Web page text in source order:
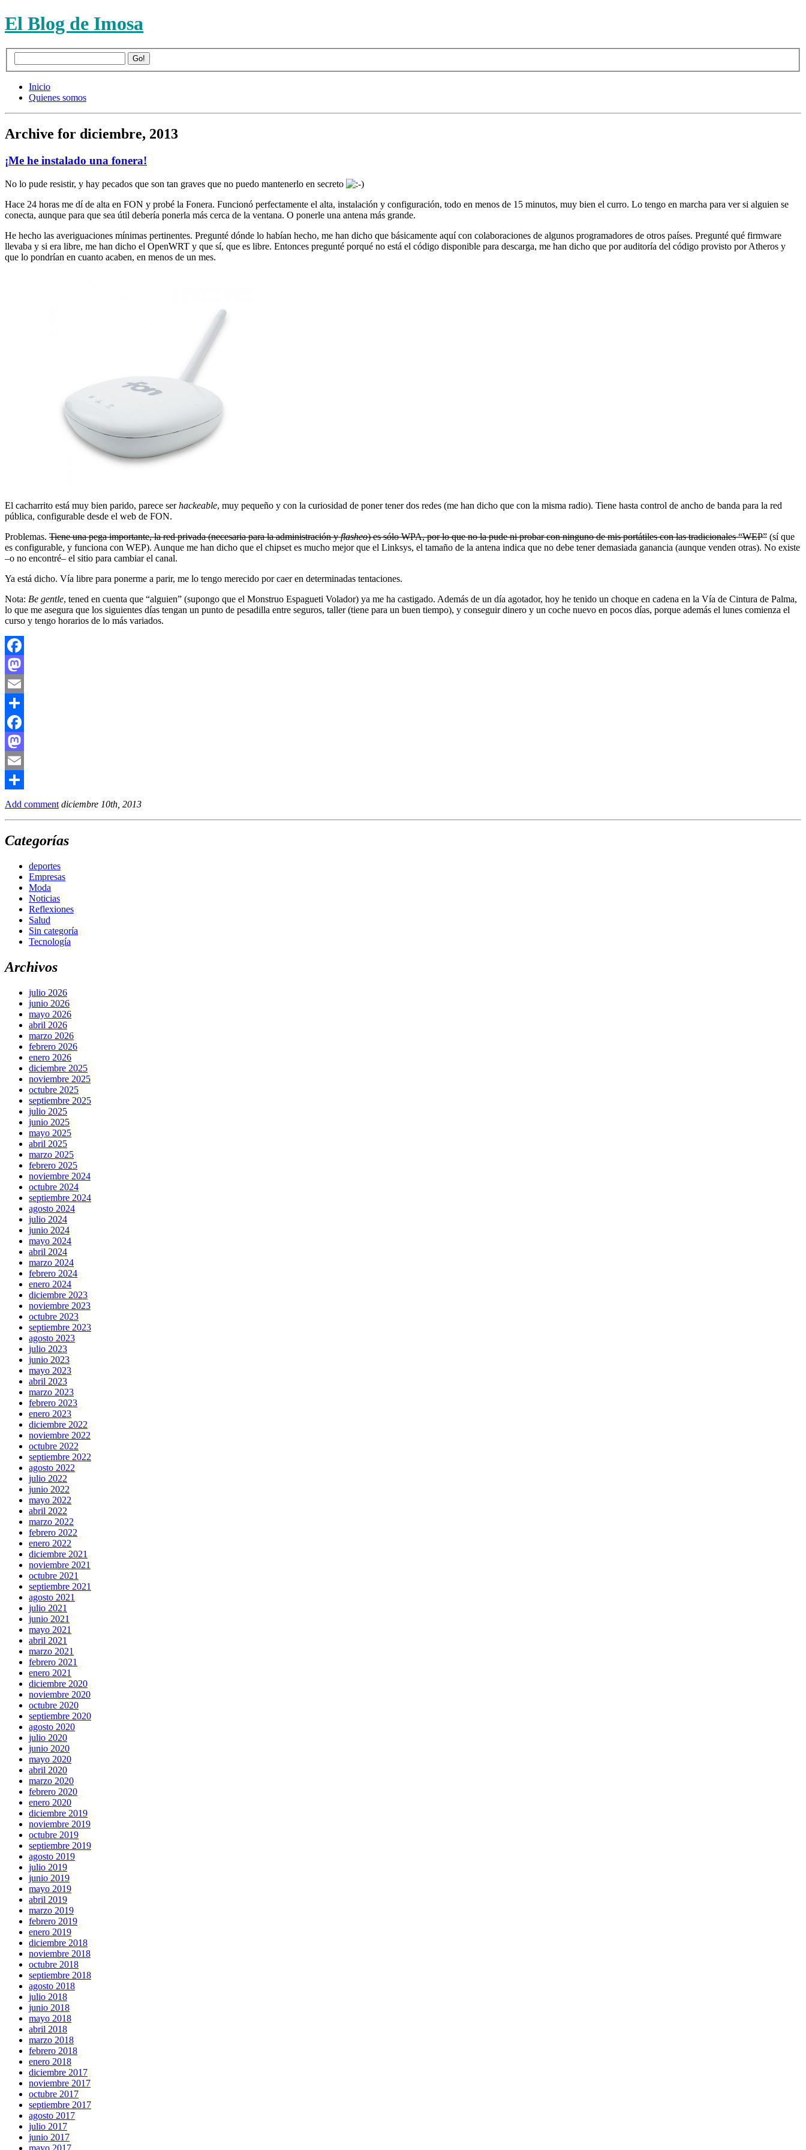
El Blog de Imosa
Inicio
Quienes somos
Archive for diciembre, 2013
¡Me he instalado una fonera!
No lo pude resistir, y hay pecados que son tan graves que no puedo mantenerlo en secreto
Hace 24 horas me dí de alta en FON y probé la Fonera. Funcionó perfectamente el alta, instalación y configuración, todo en menos de 15 minutos, muy bien el curro. Lo tengo en marcha para ver si alguien se
conecta, aunque para que sea útil debería ponerla más cerca de la ventana. O ponerle una antena más grande.
He hecho las averiguaciones mínimas pertinentes. Pregunté dónde lo habían hecho, me han dicho que básicamente aquí con colaboraciones de algunos programadores de otros países. Pregunté qué firmware
llevaba y si era libre, me han dicho el OpenWRT y que sí, que es libre. Entonces pregunté porqué no está el código disponible para descarga, me han dicho que por auditoría del código provisto por Atheros y
que lo pondrían en cuanto acaben, en menos de un mes.
El cacharrito está muy bien parido, parece serhackeable, muy pequeño y con la curiosidad de poner tener dos redes (me han dicho que con la misma radio). Tiene hasta control de ancho de banda para la red
pública, configurable desde el web de FON.
Problemas. Tiene una pega importante, la red privada (necesaria para la administración yflasheo) es sólo WPA, por lo que no la pude ni probar con ninguno de mis portátiles con las tradicionales “WEP” (sí que
es configurable, y funciona con WEP). Aunque me han dicho que el chipset es mucho mejor que el Linksys, el tamaño de la antena indica que no debe tener demasiada ganancia (aunque venden otras). No existe
–o no encontré– el sitio para cambiar el canal.
Ya está dicho. Vía libre para ponerme a parir, me lo tengo merecido por caer en determinadas tentaciones.
Nota: Be gentle, tened en cuenta que “alguien” (supongo que el Monstruo Espagueti Volador) ya me ha castigado. Además de un día agotador, hoy he tenido un choque en cadena en la Vía de Cintura de Palma,
lo que me asegura que los siguientes días tengan un punto de pesadilla entre seguros, taller (tiene para un buen tiempo), y conseguir dinero y un coche nuevo en pocos días, porque además el lunes comienza el
curso y tengo horarios de lo más variados.
Facebook
Mastodon
Email
Compartir
Facebook
Mastodon
Email
Compartir
Add comment diciembre 10th, 2013
Categorías
deportes
Empresas
Moda
Noticias
Reflexiones
Salud
Sin categoría
Tecnología
Archivos
julio 2026
junio 2026
mayo 2026
abril 2026
marzo 2026
febrero 2026
enero 2026
diciembre 2025
noviembre 2025
octubre 2025
septiembre 2025
julio 2025
junio 2025
mayo 2025
abril 2025
marzo 2025
febrero 2025
noviembre 2024
octubre 2024
septiembre 2024
agosto 2024
julio 2024
junio 2024
mayo 2024
abril 2024
marzo 2024
febrero 2024
enero 2024
diciembre 2023
noviembre 2023
octubre 2023
septiembre 2023
agosto 2023
julio 2023
junio 2023
mayo 2023
abril 2023
marzo 2023
febrero 2023
enero 2023
diciembre 2022
noviembre 2022
octubre 2022
septiembre 2022
agosto 2022
julio 2022
junio 2022
mayo 2022
abril 2022
marzo 2022
febrero 2022
enero 2022
diciembre 2021
noviembre 2021
octubre 2021
septiembre 2021
agosto 2021
julio 2021
junio 2021
mayo 2021
abril 2021
marzo 2021
febrero 2021
enero 2021
diciembre 2020
noviembre 2020
octubre 2020
septiembre 2020
agosto 2020
julio 2020
junio 2020
mayo 2020
abril 2020
marzo 2020
febrero 2020
enero 2020
diciembre 2019
noviembre 2019
octubre 2019
septiembre 2019
agosto 2019
julio 2019
junio 2019
mayo 2019
abril 2019
marzo 2019
febrero 2019
enero 2019
diciembre 2018
noviembre 2018
octubre 2018
septiembre 2018
agosto 2018
julio 2018
junio 2018
mayo 2018
abril 2018
marzo 2018
febrero 2018
enero 2018
diciembre 2017
noviembre 2017
octubre 2017
septiembre 2017
agosto 2017
julio 2017
junio 2017
mayo 2017